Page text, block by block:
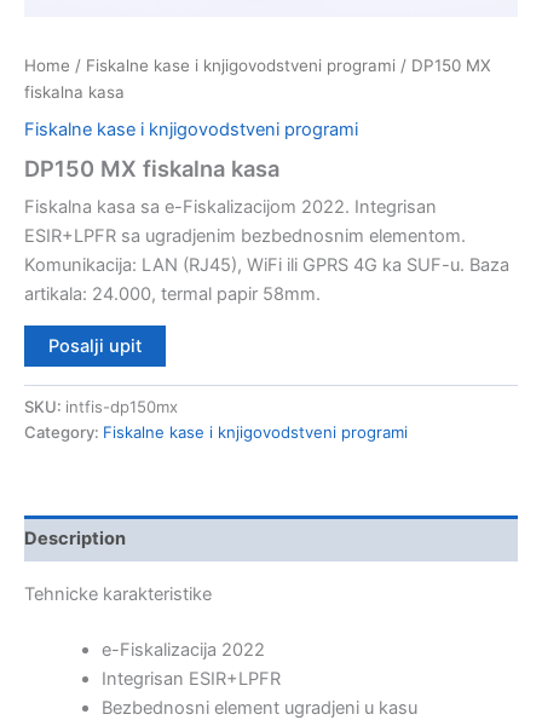
Home / Fiskalne kase i knjigovodstveni programi / DP150 MX
fiskalna kasa
Fiskalne kase i knjigovodstveni programi
DP150 MX fiskalna kasa
Fiskalna kasa sa e-Fiskalizacijom 2022. Integrisan
ESIR+LPFR sa ugradjenim bezbednosnim elementom.
Komunikacija: LAN (RJ45), WiFi ili GPRS 4G ka SUF-u. Baza
artikala: 24.000, termal papir 58mm.
Posalji upit
SKU: intfis-dp150mx
Category: Fiskalne kase i knjigovodstveni programi
Description
Tehnicke karakteristike
e-Fiskalizacija 2022
Integrisan ESIR+LPFR
Bezbednosni element ugradjeni u kasu